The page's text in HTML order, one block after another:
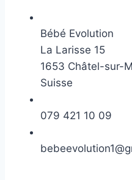
Bébé Evolution
La Larisse 15
1653 Châtel-sur-
Suisse
079 421 10 09